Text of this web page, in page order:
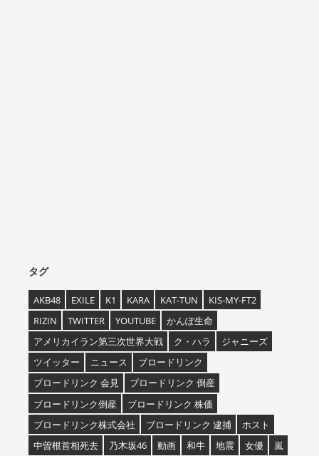
タグ
AKB48 EXILE K1 KARA KAT-TUN
KIS-MY-FT2
RIZIN
TWITTER YOUTUBE
かんぽ生命
アメリカイラン第三次世界大戦
ク・ハラ
ジャニーズ
ツイッター
ニュース
ブロードリンク
ブロードリンク 会見
ブロードリンク 倒産
ブロードリンク倒産
ブロードリンク 株価
ブロードリンク株式会社
ブロードリンク 逮捕
ホスト
中曽根首相死去
乃木坂46 動画 和牛 地震 女優
嵐